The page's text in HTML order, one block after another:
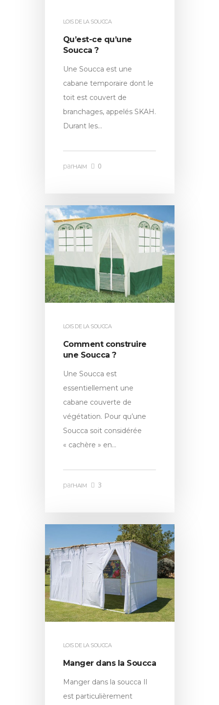
LOIS DE LA SOUCCA
Qu’est-ce qu’une
Soucca ?
Une Soucca est une
cabane temporaire dont le
toit est couvert de
branchages, appelés SKAH.
Durant les…
parHAIM 0
LOIS DE LA SOUCCA
Comment construire
une Soucca ?
Une Soucca est
essentiellement une
cabane couverte de
végétation. Pour qu’une
Soucca soit considérée
« cachère » en…
parHAIM 3
LOIS DE LA SOUCCA
Manger dans la Soucca
Manger dans la soucca Il
est particulièrement